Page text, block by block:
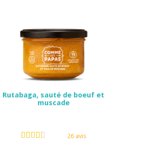
Rutabaga, sauté de boeuf et
muscade
26 avis